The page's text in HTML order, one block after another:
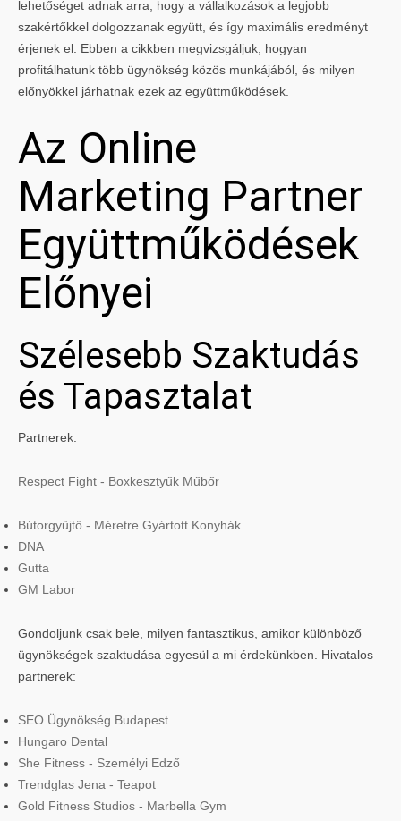
lehetőséget adnak arra, hogy a vállalkozások a legjobb
szakértőkkel dolgozzanak együtt, és így maximális eredményt
érjenek el. Ebben a cikkben megvizsgáljuk, hogyan
profitálhatunk több ügynökség közös munkájából, és milyen
előnyökkel járhatnak ezek az együttműködések.
Az Online
Marketing Partner
Együttműködések
Előnyei
Szélesebb Szaktudás
és Tapasztalat
Partnerek:
Respect Fight - Boxkesztyűk Műbőr
Bútorgyűjtő - Méretre Gyártott Konyhák
DNA
Gutta
GM Labor
Gondoljunk csak bele, milyen fantasztikus, amikor különböző
ügynökségek szaktudása egyesül a mi érdekünkben. Hivatalos
partnerek:
SEO Ügynökség Budapest
Hungaro Dental
She Fitness - Személyi Edző
Trendglas Jena - Teapot
Gold Fitness Studios - Marbella Gym